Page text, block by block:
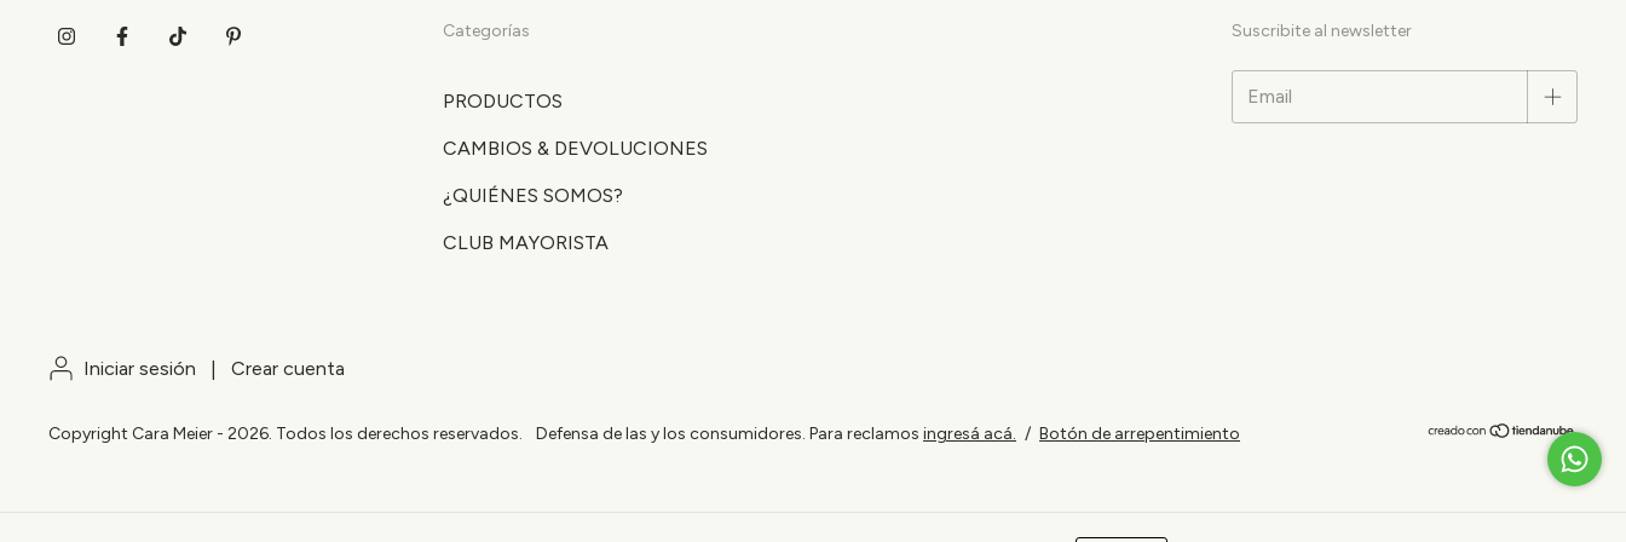
Categorías
PRODUCTOS
CAMBIOS & DEVOLUCIONES
¿QUIÉNES SOMOS?
CLUB MAYORISTA
Suscribite al newsletter
Iniciar sesión Crear cuenta
Copyright Cara Meier - 2026. Todos los derechos reservados. Defensa de las y los consumidores. Para reclamos ingresá acá. / Botón de arrepentimiento